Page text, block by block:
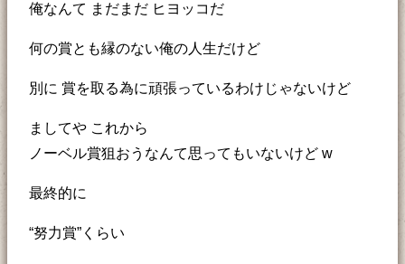
俺なんて まだまだ ヒヨッコだ
何の賞とも縁のない俺の人生だけど
別に 賞を取る為に頑張っているわけじゃないけど
ましてや これから
ノーベル賞狙おうなんて思ってもいないけど w
最終的に
“努力賞”くらい